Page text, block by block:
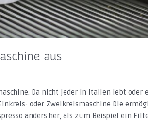
aus
Da nicht jeder in Italien lebt oder
oder Zweikreismaschine Die
anders her, als zum Beispiel ein